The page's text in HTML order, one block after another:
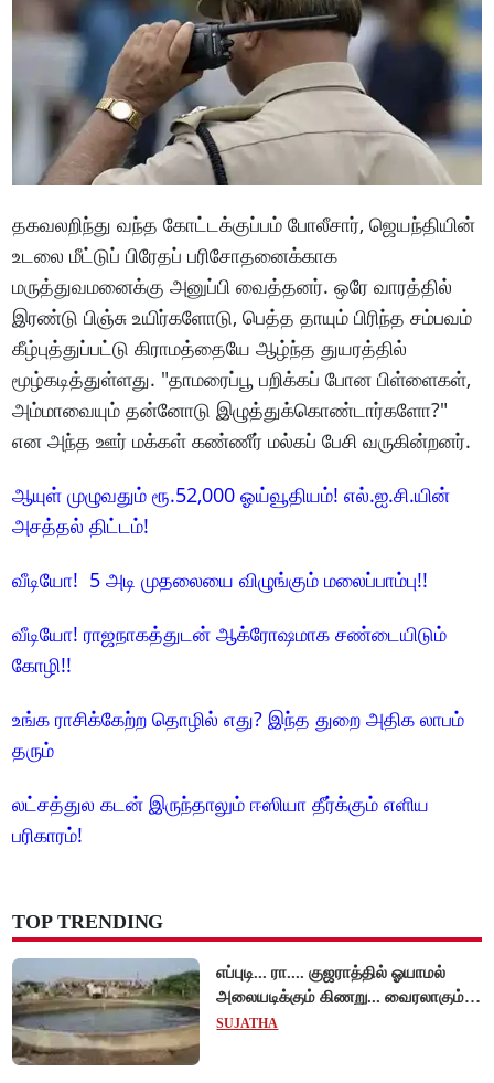
தகவலறிந்து வந்த கோட்டக்குப்பம் போலீசார், ஜெயந்தியின்
உடலை மீட்டுப் பிரேதப் பரிசோதனைக்காக
மருத்துவமனைக்கு அனுப்பி வைத்தனர். ஒரே வாரத்தில்
இரண்டு பிஞ்சு உயிர்களோடு, பெத்த தாயும் பிரிந்த சம்பவம்
கீழ்புத்துப்பட்டு கிராமத்தையே ஆழ்ந்த துயரத்தில்
மூழ்கடித்துள்ளது. "தாமரைப்பூ பறிக்கப் போன பிள்ளைகள்,
அம்மாவையும் தன்னோடு இழுத்துக்கொண்டார்களோ?"
என அந்த ஊர் மக்கள் கண்ணீர் மல்கப் பேசி வருகின்றனர்.
ஆயுள் முழுவதும் ரூ.52,000 ஓய்வூதியம்! எல்.ஐ.சி.யின்
அசத்தல் திட்டம்!
வீடியோ! 5 அடி முதலையை விழுங்கும் மலைப்பாம்பு!!
வீடியோ! ராஜநாகத்துடன் ஆக்ரோஷமாக சண்டையிடும்
கோழி!!
உங்க ராசிக்கேற்ற தொழில் எது? இந்த துறை அதிக லாபம்
தரும்
லட்சத்துல கடன் இருந்தாலும் ஈஸியா தீர்க்கும் எளிய
பரிகாரம்!
TOP TRENDING
எப்புடி... ரா.... குஜராத்தில் ஓயாமல்
அலையடிக்கும் கிணறு... வைரலாகும்
வீடியோ!
SUJATHA